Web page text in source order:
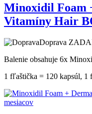
Minoxidil Foam
Vitamíny Hair
Doprava
Balenie obsahuje 6x
1 fľaštička = 120 kapsúl,